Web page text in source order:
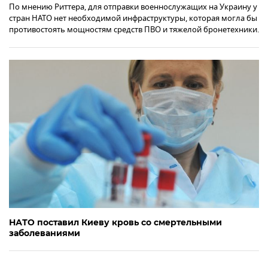
По мнению Риттера, для отправки военнослужащих на Украину у
стран НАТО нет необходимой инфраструктуры, которая могла бы
противостоять мощностям средств ПВО и тяжелой бронетехники.
НАТО поставил Киеву кровь со смертельными
заболеваниями